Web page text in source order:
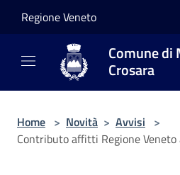
Regione Veneto
Comune di
Crosara
Home > Novità > Avvisi >
Contributo affitti Regione